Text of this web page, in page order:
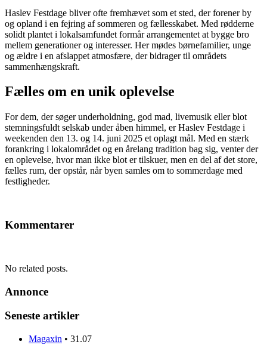
Haslev Festdage bliver ofte fremhævet som et sted, der forener by
og opland i en fejring af sommeren og fællesskabet. Med rødderne
solidt plantet i lokalsamfundet formår arrangementet at bygge bro
mellem generationer og interesser. Her mødes børnefamilier, unge
og ældre i en afslappet atmosfære, der bidrager til områdets
sammenhængskraft.
Fælles om en unik oplevelse
For dem, der søger underholdning, god mad, livemusik eller blot
stemningsfuldt selskab under åben himmel, er Haslev Festdage i
weekenden den 13. og 14. juni 2025 et oplagt mål. Med en stærk
forankring i lokalområdet og en årelang tradition bag sig, venter der
en oplevelse, hvor man ikke blot er tilskuer, men en del af det store,
fælles rum, der opstår, når byen samles om to sommerdage med
festligheder.
Kommentarer
No related posts.
Annonce
Seneste artikler
Magaxin • 31.07